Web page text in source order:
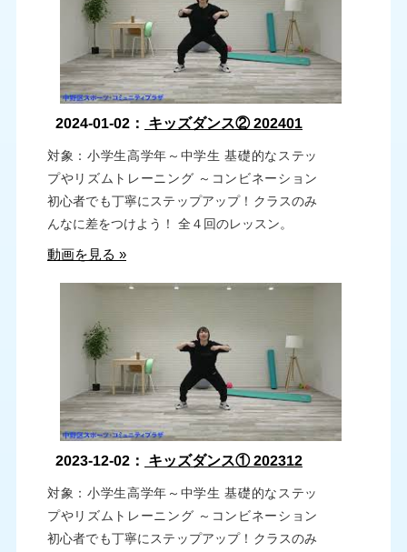
2024-01-02： キッズダンス② 202401
対象：小学生高学年～中学生 基礎的なステッ
プやリズムトレーニング ～コンビネーション
初心者でも丁寧にステップアップ！クラスのみ
んなに差をつけよう！ 全４回のレッスン。
動画を見る »
2023-12-02： キッズダンス① 202312
対象：小学生高学年～中学生 基礎的なステッ
プやリズムトレーニング ～コンビネーション
初心者でも丁寧にステップアップ！クラスのみ